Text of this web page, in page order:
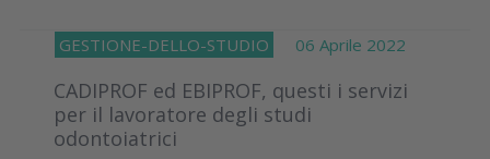
GESTIONE-DELLO-STUDIO 06 Aprile 2022
CADIPROF ed EBIPROF, questi i servizi
per il lavoratore degli studi
odontoiatrici